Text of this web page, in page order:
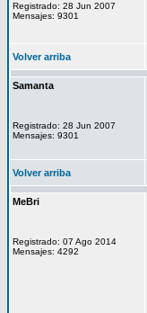
Registrado: 28 Jun 2007
Mensajes: 9301
Volver arriba
Samanta
Registrado: 28 Jun 2007
Mensajes: 9301
Volver arriba
MeBri
Registrado: 07 Ago 2014
Mensajes: 4292